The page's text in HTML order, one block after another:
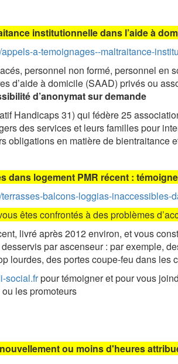
institutionnelle dans l’aide à
a-temoignages--maltraitance-
personnel non formé, personnel
d’aide à domicile (SAAD) privés ou
d’anonymat sur demande
Handicaps 31) qui fédère 25
des services et leurs familles pour
obligations en matière de bientraitance
dans logement PMR récent :
balcons-loggias-inaccessibles-
êtes confrontés à des problèmes
livré après 2012 environ, et vous
par ascenseur : par exemple,
lourdes, des portes coupe-feu dans les
social.frpour témoigner et pour vous
les promoteurs
ou moins d'heures